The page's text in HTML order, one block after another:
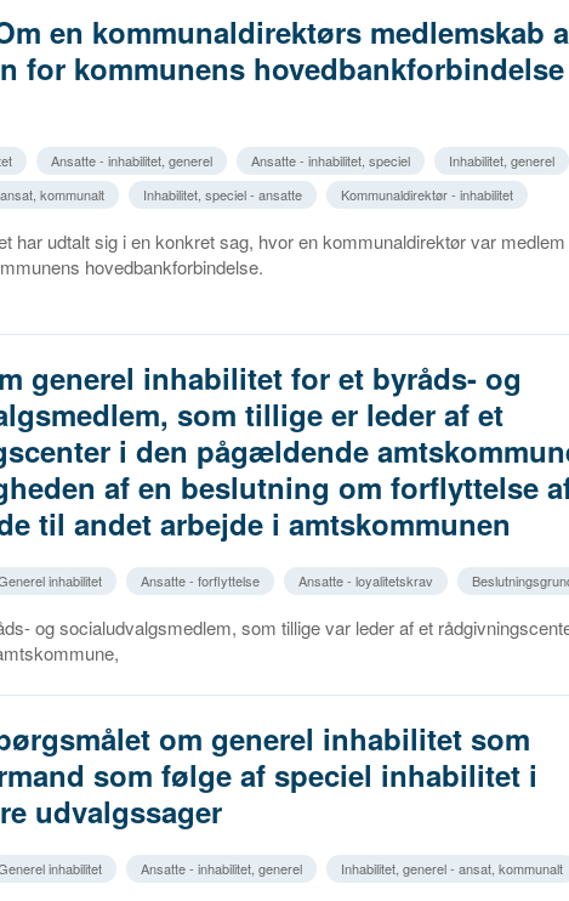
en kommunaldirektørs medlemskab
for kommunens hovedbankforbindelse
Ansatte - inhabilitet, generel Ansatte - inhabilitet, speciel
Inhabilitet, generel
kommunalt
Inhabilitet, speciel - ansatte Kommunaldirektør - inhabilitet
har udtalt sig i en konkret sag, hvor en kommunaldirektør var
hovedbankforbindelse.
generel inhabilitet for et byråds- og
som tillige er leder af et
i den pågældende
af en beslutning om forflyttelse
til andet arbejde i amtskommunen
inhabilitet Ansatte - forflyttelse Ansatte - loyalitetskrav
og socialudvalgsmedlem, som tillige var leder af et
om generel inhabilitet som
som følge af speciel inhabilitet i
udvalgssager
inhabilitet Ansatte - inhabilitet, generel Inhabilitet, generel - ansat, kommunalt